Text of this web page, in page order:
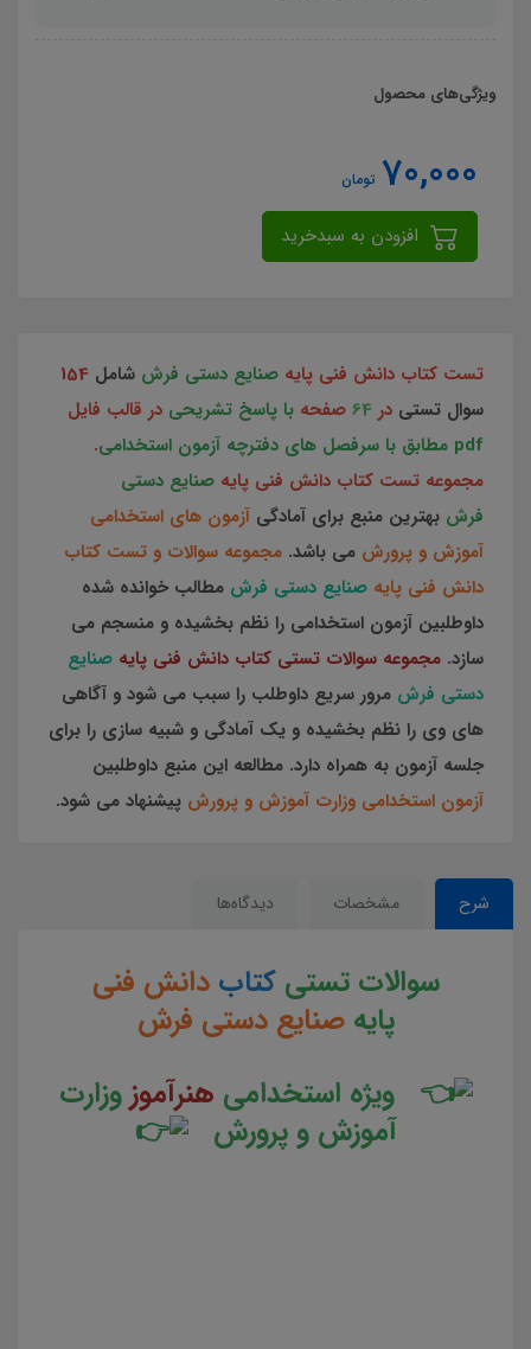
ویژگی‌های محصول
70,000 تومان
تست کتاب دانش فنی پایه صنایع دستی فرش شامل 154
سوال تستی در 64 صفحه با پاسخ تشریحی در قالب فایل
pdf مطابق با سرفصل های دفترچه آزمون استخدامی
.
مجموعه تست کتاب دانش فنی پایه صنایع دستی
فرش بهترین منبع برای آمادگی آزمون های استخدامی
آموزش و پرورش می باشد. مجموعه سوالات و تست کتاب
دانش فنی پایه صنایع دستی فرش مطالب خوانده شده
داوطلبین آزمون استخدامی را نظم بخشیده و منسجم می
سازد. مجموعه سوالات تستی کتاب دانش فنی پایه صنایع
دستی فرش مرور سریع داوطلب را سبب می شود و آگاهی
های وی را نظم بخشیده و یک آمادگی و شبیه سازی را برای
جلسه آزمون به همراه دارد. مطالعه این منبع داوطلبین
آزمون استخدامی وزارت آموزش و پرورش پیشنهاد می شود.
شرح مشخصات دیدگاه‌ها
سوالات تستی کتابدانش فنی
پایه صنایع دستی فرش
ویژه استخدامی هنرآموزوزارت
آموزش و پرورش